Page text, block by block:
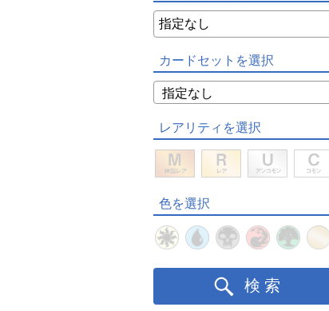
カードセットを選択
レアリティを選択
色を選択
検索